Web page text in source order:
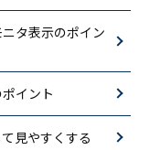
タ表示のポイン
イント
見やすくする